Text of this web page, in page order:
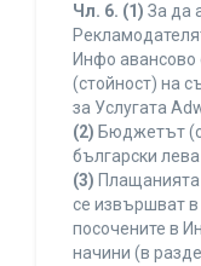
Чл. 6. (1) За да
Инфо
(стойност) на
за Услугата
(2) Бюджетът
български
(3)
се извършват в
посочените в
начини (в